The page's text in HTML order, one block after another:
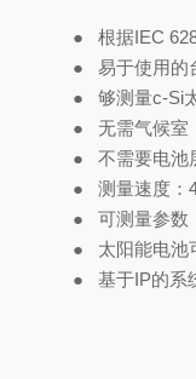
● 根据IEC
● 易于使用的
● 够测量c-Si
● 无需气候室
● 不需要电池
● 测量速度：
● 可测量参数
● 太阳能电池
● 基于IP的系